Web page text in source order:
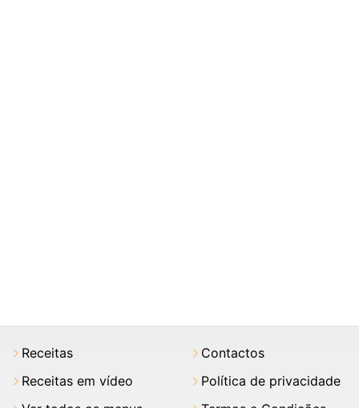
Receitas
Receitas em vídeo
Contactos
Política de privacidade